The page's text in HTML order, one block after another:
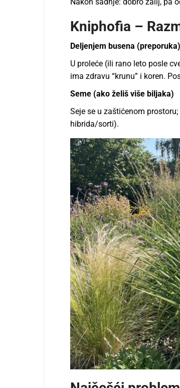
Kniphofia –
Deljenjem busena (preporuka)
U proleće (ili rano leto posle
ima zdravu “krunu” i koren.
Seme (ako želiš više biljaka)
Seje se u zaštićenom
hibrida/sorti).